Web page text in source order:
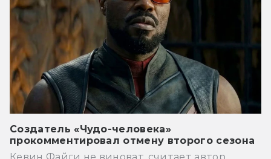
Создатель «Чудо-человека»
прокомментировал отмену второго сезона